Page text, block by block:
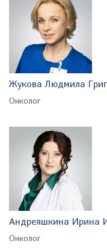
Жукова Людмила
Онколог
Андреяшкина Ирина
Онколог